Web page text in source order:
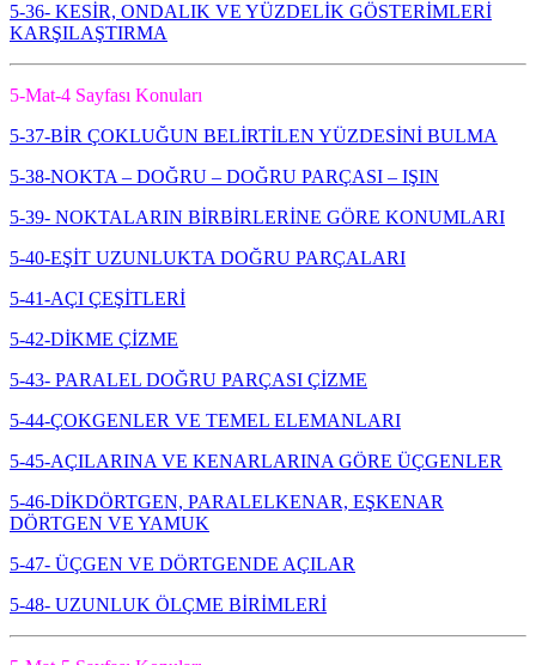
5-36- KESİR, ONDALIK VE YÜZDELİK GÖSTERİMLERİ
KARŞILAŞTIRMA
5-Mat-4 Sayfası Konuları
5-37-BİR ÇOKLUĞUN BELİRTİLEN YÜZDESİNİ BULMA
5-38-NOKTA – DOĞRU – DOĞRU PARÇASI – IŞIN
5-39- NOKTALARIN BİRBİRLERİNE GÖRE KONUMLARI
5-40-EŞİT UZUNLUKTA DOĞRU PARÇALARI
5-41-AÇI ÇEŞİTLERİ
5-42-DİKME ÇİZME
5-43- PARALEL DOĞRU PARÇASI ÇİZME
5-44-ÇOKGENLER VE TEMEL ELEMANLARI
5-45-AÇILARINA VE KENARLARINA GÖRE ÜÇGENLER
5-46-DİKDÖRTGEN, PARALELKENAR, EŞKENAR
DÖRTGEN VE YAMUK
5-47- ÜÇGEN VE DÖRTGENDE AÇILAR
5-48- UZUNLUK ÖLÇME BİRİMLERİ